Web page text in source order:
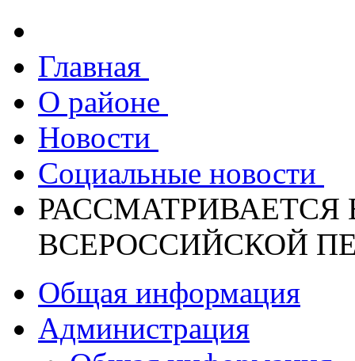
Главная
О районе
Новости
Социальные новости
ВСЕРОССИЙСКОЙ
Общая информация
Администрация